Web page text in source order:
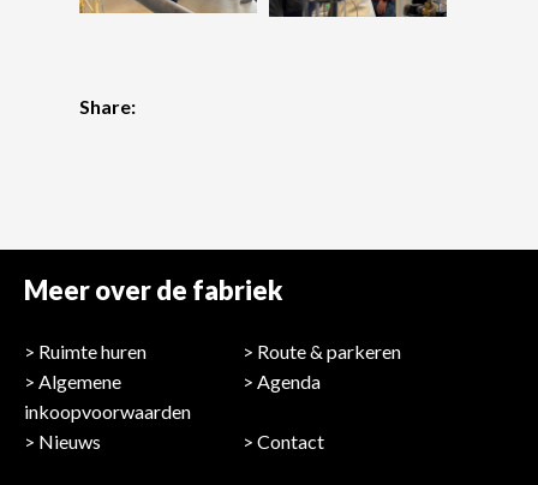
Share:
Meer over de fabriek
Ruimte huren
Route & parkeren
Algemene
inkoopvoorwaarden
Agenda
Nieuws Contact